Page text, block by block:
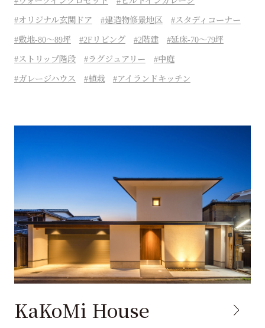
オリジナル玄関ドア 建造物修景地区 スタディコーナー
敷地-80～89坪 2Fリビング 2階建 延床-70～79坪
ストリップ階段 ラグジュアリー 中庭
ガレージハウス 植栽 アイランドキッチン
KaKoMi House